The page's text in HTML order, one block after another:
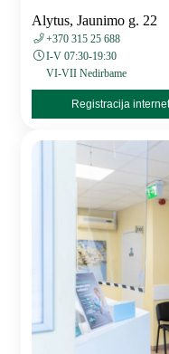
Alytus, Jaunimo g. 22
+370 315 25 688
I-V 07:30-19:30
VI-VII Nedirbame
Registracija